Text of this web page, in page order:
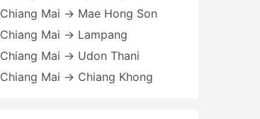
Chiang Mai → Mae Hong Son
Chiang Mai → Lampang
Chiang Mai → Udon Thani
Chiang Mai → Chiang Khong